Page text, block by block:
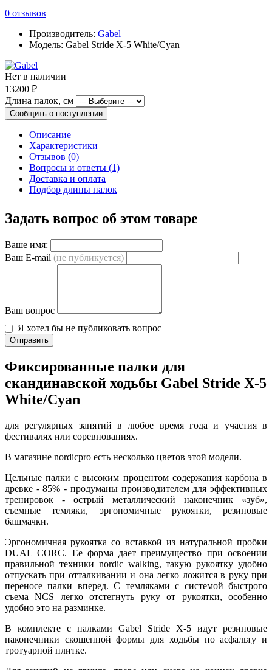
0 отзывов
Производитель: Gabel
Модель: Gabel Stride X-5 White/Cyan
Нет в наличии
13200 ₽
Длина палок, см
Сообщить о поступлении
Описание
Характеристики
Отзывов (0)
Вопросы и ответы (1)
Доставка и оплата
Подбор длины палок
Задать вопрос об этом товаре
Ваше имя:
Ваш E-mail (не публикуется)
Ваш вопрос
Я хотел бы не публиковать вопрос
Отправить
Фиксированные палки для
скандинавской ходьбы Gabel Stride X-5
White/Cyan
для регулярных занятий в любое время года и участия в
фестивалях или соревнованиях.
В магазине nordicpro есть несколько цветов этой модели.
Цельные палки с высоким процентом содержания карбона в
древке - 85% - продуманы производителем для эффективных
тренировок - острый металлический наконечник «зуб»,
съемные темляки, эргономичные рукоятки, резиновые
башмачки.
Эргономичная рукоятка со вставкой из натуральной пробки
DUAL CORC. Ее форма дает преимущество при освоении
правильной техники nordic walking, такую рукоятку удобно
отпускать при отталкивании и она легко ложится в руку при
переносе палки вперед. С темляками с системой быстрого
съема NCS легко отстегнуть руку от рукоятки, особенно
удобно это на разминке.
В комплекте с палками Gabel Stride X-5 идут резиновые
наконечники скошенной формы для ходьбы по асфальту и
тротуарной плитке.